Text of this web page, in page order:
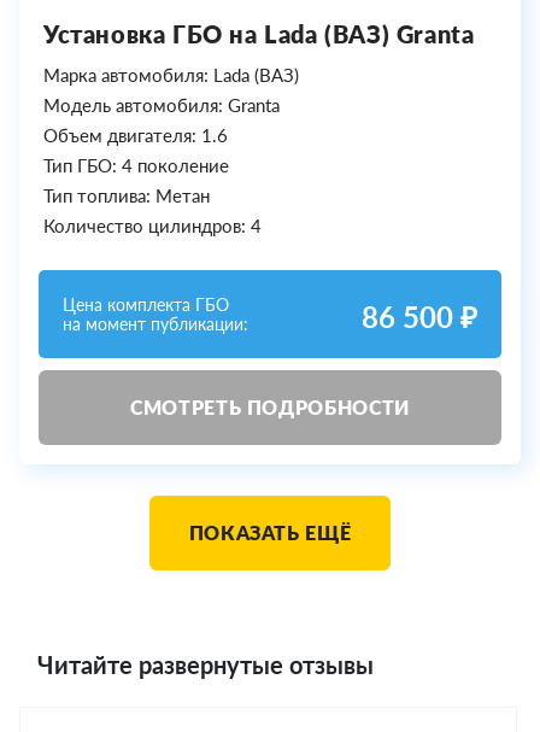
Установка ГБО на Lada (ВАЗ) Granta
Марка автомобиля: Lada (ВАЗ)
Модель автомобиля: Granta
Объем двигателя: 1.6
Тип ГБО: 4 поколение
Тип топлива: Метан
Количество цилиндров: 4
Цена комплекта ГБО
на момент публикации:
86 500 ₽
СМОТРЕТЬ ПОДРОБНОСТИ
ПОКАЗАТЬ ЕЩЁ
Читайте развернутые отзывы